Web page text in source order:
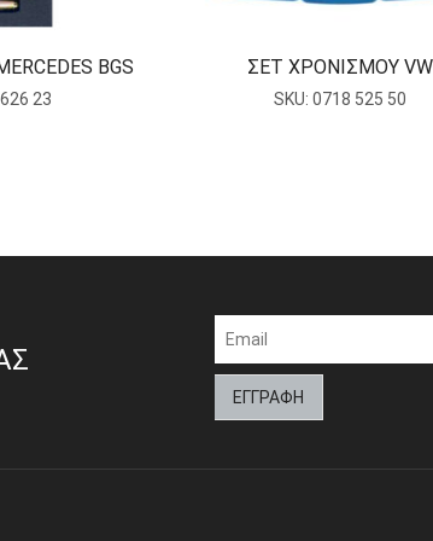
BGS
23
ΣΕΤ ΧΡΟΝΙΣΜΟΥ VW
SKU: 0718 525 50